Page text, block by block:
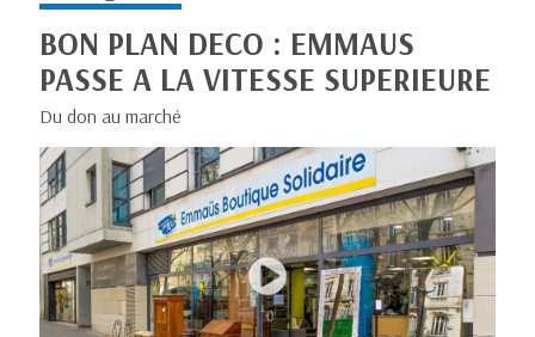
BON PLAN DECO : EMMAUS
PASSE A LA VITESSE SUPERIEURE
Du don au marché